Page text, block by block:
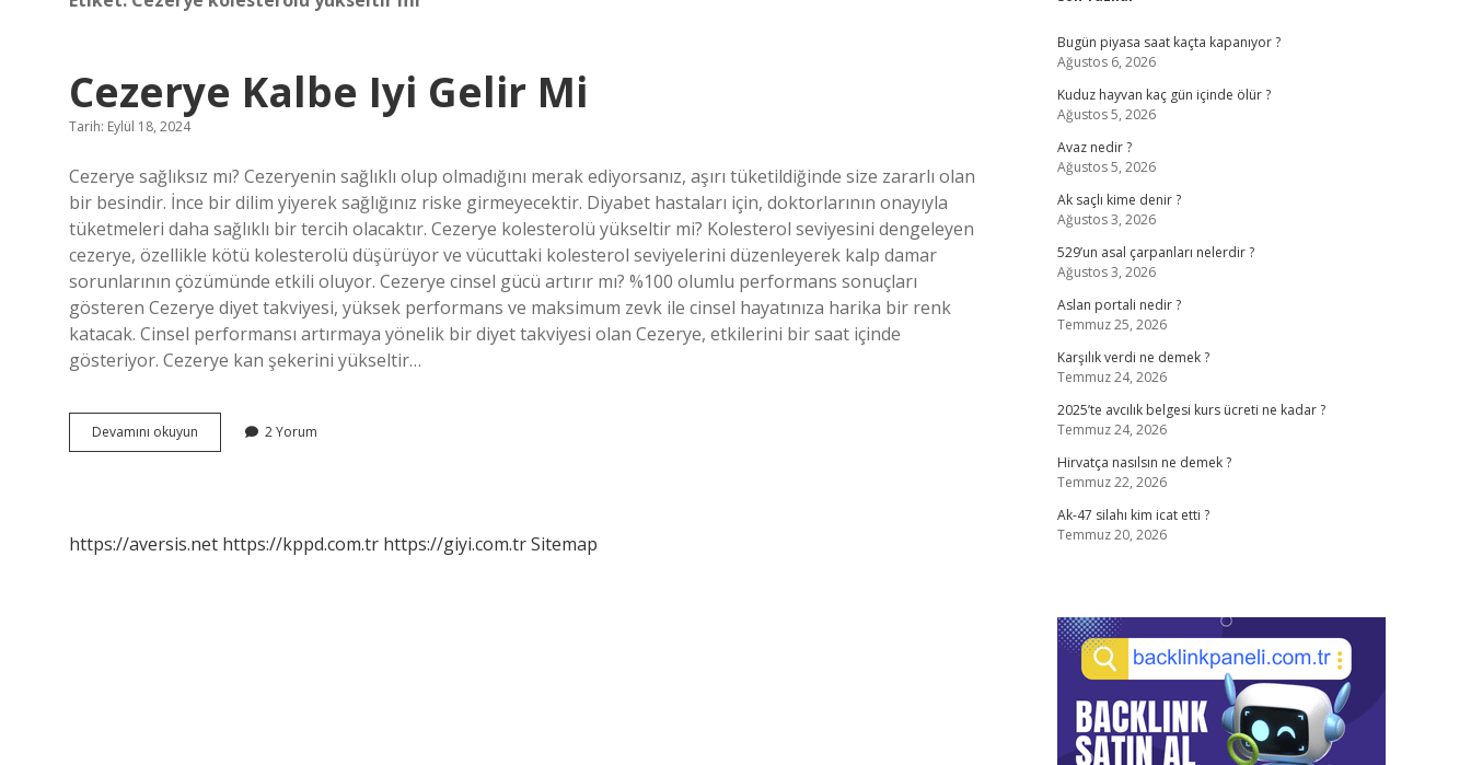
Cezerye Kalbe Iyi Gelir Mi
Tarih: Eylül 18, 2024
Cezerye sağlıksız mı? Cezeryenin sağlıklı olup olmadığını merak ediyorsanız, aşırı tüketildiğinde size zararlı olan
bir besindir. İnce bir dilim yiyerek sağlığınız riske girmeyecektir. Diyabet hastaları için, doktorlarının onayıyla
tüketmeleri daha sağlıklı bir tercih olacaktır. Cezerye kolesterolü yükseltir mi? Kolesterol seviyesini dengeleyen
cezerye, özellikle kötü kolesterolü düşürüyor ve vücuttaki kolesterol seviyelerini düzenleyerek kalp damar
sorunlarının çözümünde etkili oluyor. Cezerye cinsel gücü artırır mı? %100 olumlu performans sonuçları
gösteren Cezerye diyet takviyesi, yüksek performans ve maksimum zevk ile cinsel hayatınıza harika bir renk
katacak. Cinsel performansı artırmaya yönelik bir diyet takviyesi olan Cezerye, etkilerini bir saat içinde
gösteriyor. Cezerye kan şekerini yükseltir…
Devamını okuyun Cezerye
Kalbe
2 Yorum
https://aversis.net https://kppd.com.tr https://giyi.com.trSitemap
Sidebar
Bugün piyasa saat kaçta kapanıyor ?
Ağustos 6, 2026
Kuduz hayvan kaç gün içinde ölür ?
Ağustos 5, 2026
Avaz nedir ?
Ağustos 5, 2026
Ak saçlı kime denir ?
Ağustos 3, 2026
529’un asal çarpanları nelerdir ?
Ağustos 3, 2026
Aslan portali nedir ?
Temmuz 25, 2026
Karşılık verdi ne demek ?
Temmuz 24, 2026
2025’te avcılık belgesi kurs ücreti ne kadar ?
Temmuz 24, 2026
Hirvatça nasılsın ne demek ?
Temmuz 22, 2026
Ak-47 silahı kim icat etti ?
Temmuz 20, 2026